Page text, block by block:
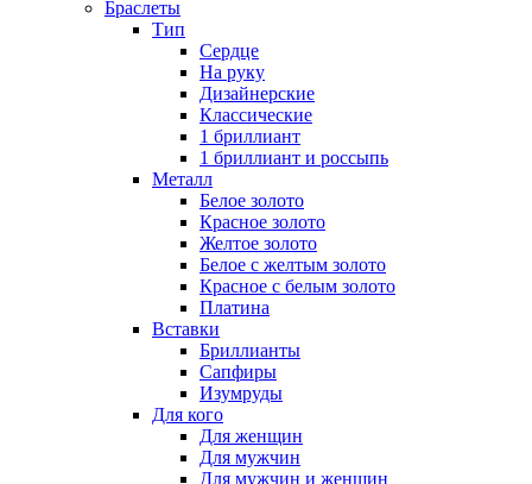
Браслеты
Тип
Сердце
На руку
Дизайнерские
Классические
1 бриллиант
1 бриллиант и россыпь
Металл
Белое золото
Красное золото
Желтое золото
Белое с желтым золото
Красное с белым золото
Платина
Вставки
Бриллианты
Сапфиры
Изумруды
Для кого
Для женщин
Для мужчин
Для мужчин и женщин